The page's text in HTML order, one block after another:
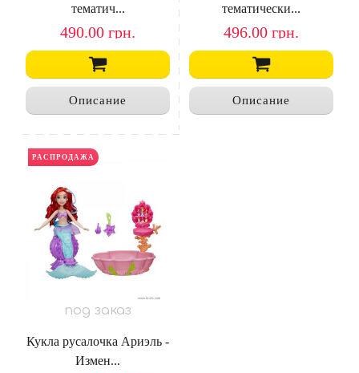
тематич...
490.00 грн.
Описание
тематически...
496.00 грн.
Описание
РАСПРОДАЖА
под заказ
Кукла русалочка Ариэль -
Измен...